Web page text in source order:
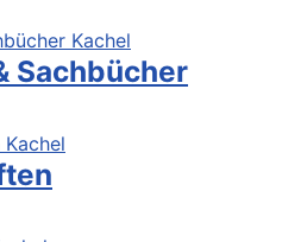
Sachbücher